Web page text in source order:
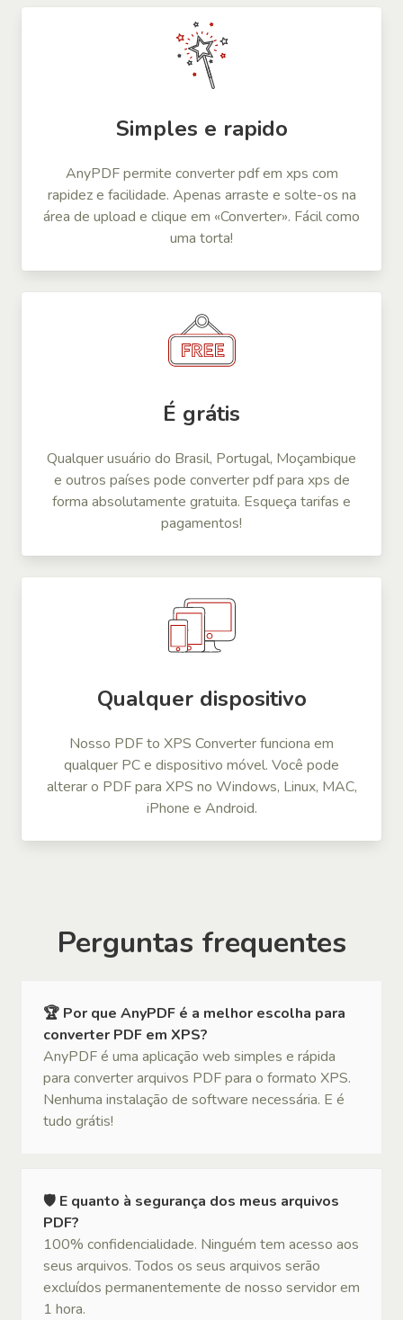
Simples e rapido
AnyPDF permite converter pdf em xps com
rapidez e facilidade. Apenas arraste e solte-os na
área de upload e clique em «Converter». Fácil como
uma torta!
É grátis
Qualquer usuário do Brasil, Portugal, Moçambique
e outros países pode converter pdf para xps de
forma absolutamente gratuita. Esqueça tarifas e
pagamentos!
Qualquer dispositivo
Nosso PDF to XPS Converter funciona em
qualquer PC e dispositivo móvel. Você pode
alterar o PDF para XPS no Windows, Linux, MAC,
iPhone e Android.
Perguntas frequentes
🏆 Por que AnyPDF é a melhor escolha para
converter PDF em XPS?
AnyPDF é uma aplicação web simples e rápida
para converter arquivos PDF para o formato XPS.
Nenhuma instalação de software necessária. E é
tudo grátis!
🛡 E quanto à segurança dos meus arquivos
PDF?
100% confidencialidade. Ninguém tem acesso aos
seus arquivos. Todos os seus arquivos serão
excluídos permanentemente de nosso servidor em
1 hora.